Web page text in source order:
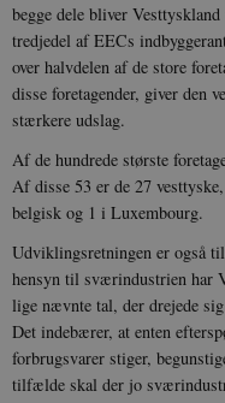
begge dele bliver
tredjedel af EECs
over halvdelen af de store
disse foretagender, giver den
stærkere udslag.
Af de hundrede største
Af disse 53 er de 27
belgisk og 1 i Luxembourg.
Udviklingsretningen er også
hensyn til sværindustrien har
lige nævnte tal, der drejede
Det indebærer, at enten
forbrugsvarer stiger,
tilfælde skal der jo